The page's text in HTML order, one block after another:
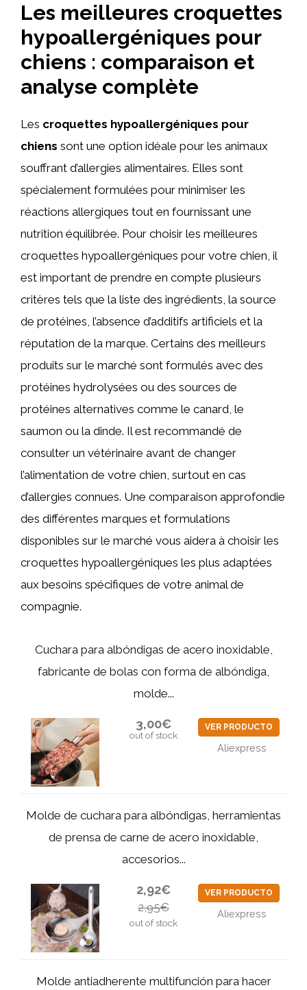
Les meilleures croquettes
hypoallergéniques pour
chiens : comparaison et
analyse complète
Les croquettes hypoallergéniques pour
chiens sont une option idéale pour les animaux
souffrant d’allergies alimentaires. Elles sont
spécialement formulées pour minimiser les
réactions allergiques tout en fournissant une
nutrition équilibrée. Pour choisir les meilleures
croquettes hypoallergéniques pour votre chien, il
est important de prendre en compte plusieurs
critères tels que la liste des ingrédients, la source
de protéines, l’absence d’additifs artificiels et la
réputation de la marque. Certains des meilleurs
produits sur le marché sont formulés avec des
protéines hydrolysées ou des sources de
protéines alternatives comme le canard, le
saumon ou la dinde. Il est recommandé de
consulter un vétérinaire avant de changer
l’alimentation de votre chien, surtout en cas
d’allergies connues. Une comparaison approfondie
des différentes marques et formulations
disponibles sur le marché vous aidera à choisir les
croquettes hypoallergéniques les plus adaptées
aux besoins spécifiques de votre animal de
compagnie.
Cuchara para albóndigas de acero inoxidable,
fabricante de bolas con forma de albóndiga,
molde...
3,00€
out of stock
VER PRODUCTO
Aliexpress
Molde de cuchara para albóndigas, herramientas
de prensa de carne de acero inoxidable,
accesorios...
2,92€
2,95€
out of stock
VER PRODUCTO
Aliexpress
Molde antiadherente multifunción para hacer